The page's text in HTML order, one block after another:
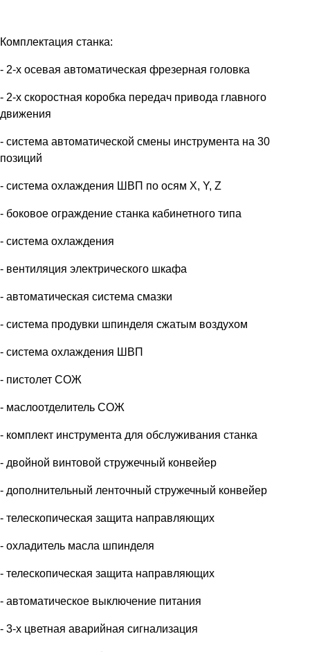
Комплектация станка:
- 2-х осевая автоматическая фрезерная головка
- 2-х скоростная коробка передач привода главного
движения
- система автоматической смены инструмента на 30
позиций
- система охлаждения ШВП по осям X, Y, Z
- боковое ограждение станка кабинетного типа
- система охлаждения
- вентиляция электрического шкафа
- автоматическая система смазки
- система продувки шпинделя сжатым воздухом
- система охлаждения ШВП
- пистолет СОЖ
- маслоотделитель СОЖ
- комплект инструмента для обслуживания станка
- двойной винтовой стружечный конвейер
- дополнительный ленточный стружечный конвейер
- телескопическая защита направляющих
- охладитель масла шпинделя
- телескопическая защита направляющих
- автоматическое выключение питания
- 3-х цветная аварийная сигнализация